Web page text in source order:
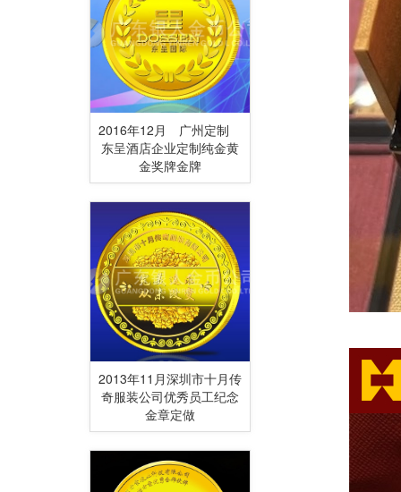
2016年12月 广州定制
东呈酒店企业定制纯金黄
金奖牌金牌
2013年11月深圳市十月传
奇服装公司优秀员工纪念
金章定做